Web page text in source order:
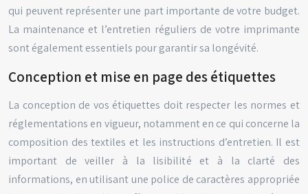
qui peuvent représenter une part importante de votre budget.
La maintenance et l’entretien réguliers de votre imprimante
sont également essentiels pour garantir sa longévité.
Conception et mise en page des étiquettes
La conception de vos étiquettes doit respecter les normes et
réglementations en vigueur, notamment en ce qui concerne la
composition des textiles et les instructions d’entretien. Il est
important de veiller à la lisibilité et à la clarté des
informations, en utilisant une police de caractères appropriée